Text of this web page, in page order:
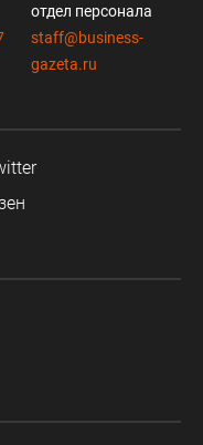
отдел персонала
staff@business-
gazeta.ru